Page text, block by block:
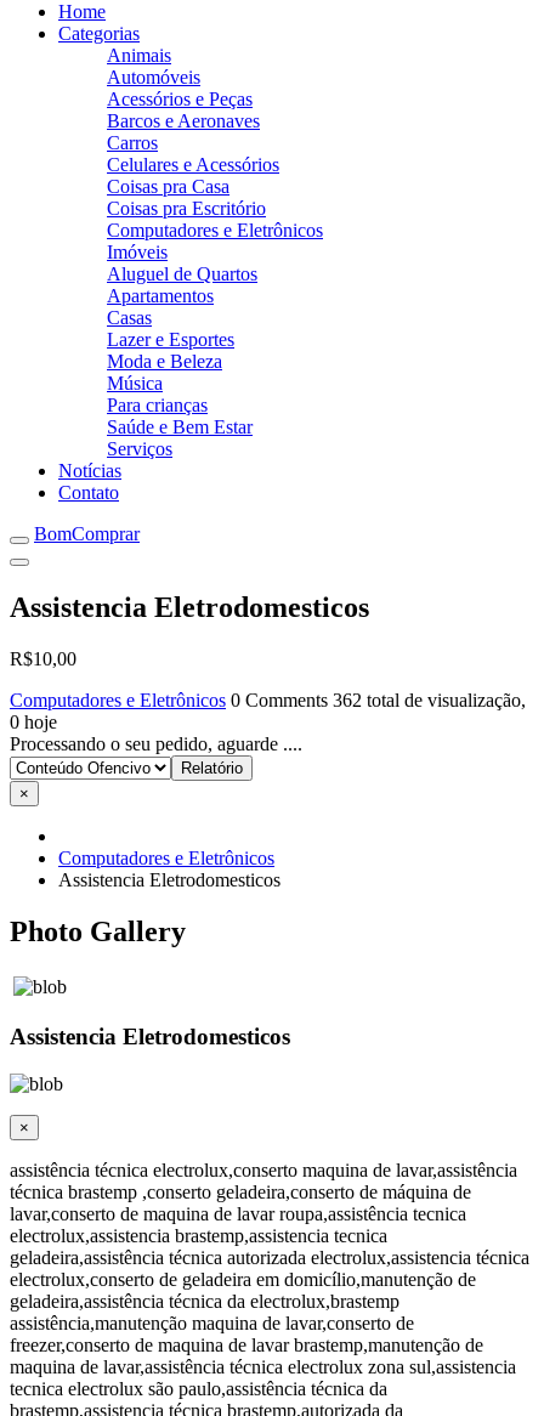
Home
Categorias
Animais
Automóveis
Acessórios e Peças
Barcos e Aeronaves
Carros
Celulares e Acessórios
Coisas pra Casa
Coisas pra Escritório
Computadores e Eletrônicos
Imóveis
Aluguel de Quartos
Apartamentos
Casas
Lazer e Esportes
Moda e Beleza
Música
Para crianças
Saúde e Bem Estar
Serviços
Notícias
Contato
BomComprar
Assistencia Eletrodomesticos
R$10,00
Computadores e Eletrônicos 0 Comments 362 total de visualização,
0 hoje
Processando o seu pedido, aguarde ....
×
Computadores e Eletrônicos
Assistencia Eletrodomesticos
Photo Gallery
Assistencia Eletrodomesticos
×
assistência técnica electrolux,conserto maquina de lavar,assistência
técnica brastemp ,conserto geladeira,conserto de máquina de
lavar,conserto de maquina de lavar roupa,assistência tecnica
electrolux,assistencia brastemp,assistencia tecnica
geladeira,assistência técnica autorizada electrolux,assistencia técnica
electrolux,conserto de geladeira em domicílio,manutenção de
geladeira,assistência técnica da electrolux,brastemp
assistência,manutenção maquina de lavar,conserto de
freezer,conserto de maquina de lavar brastemp,manutenção de
maquina de lavar,assistência técnica electrolux zona sul,assistencia
tecnica electrolux são paulo,assistência técnica da
brastemp,assistencia técnica brastemp,autorizada da